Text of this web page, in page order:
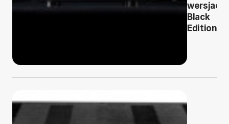
wersjach
Black
Edition